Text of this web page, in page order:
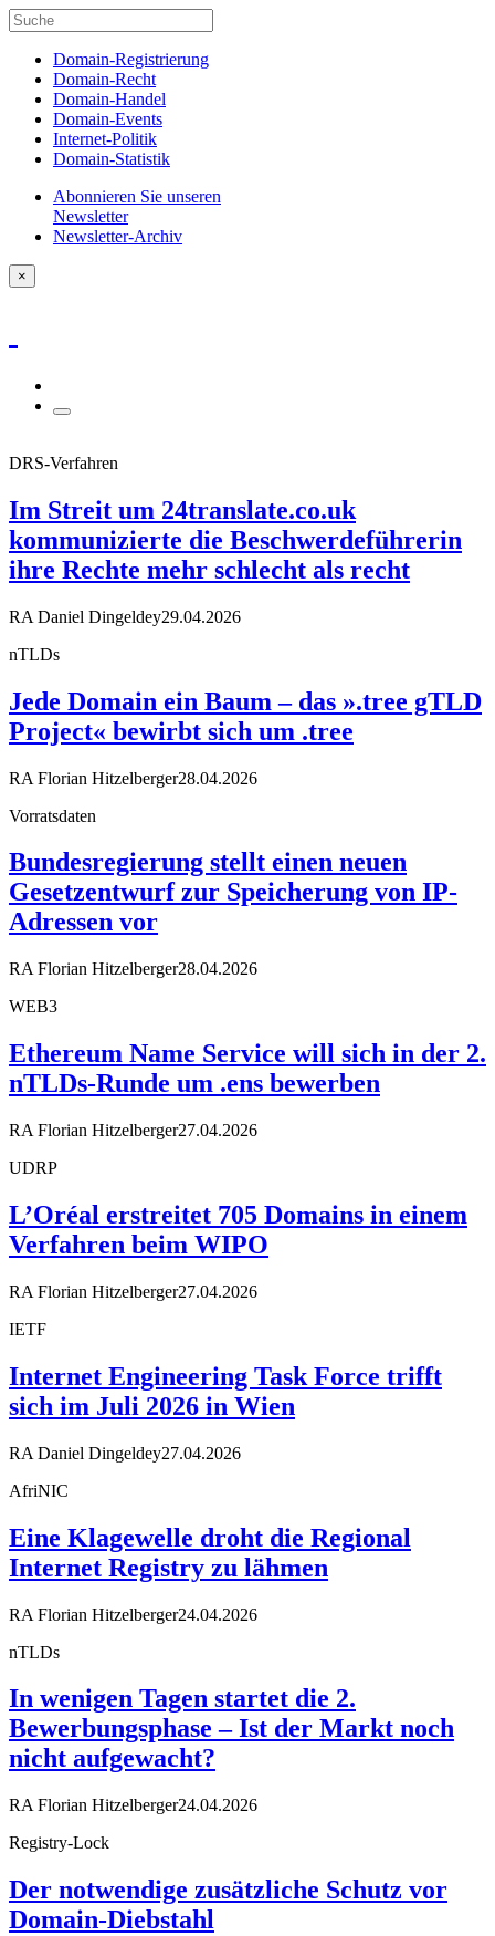
Domain-Registrierung
Domain-Recht
Domain-Handel
Domain-Events
Internet-Politik
Domain-Statistik
Abonnieren Sie unseren
Newsletter
Newsletter-Archiv
×
DRS-Verfahren
Im Streit um 24translate.co.uk
kommunizierte die Beschwerdeführerin
ihre Rechte mehr schlecht als recht
RA Daniel Dingeldey29.04.2026
nTLDs
Jede Domain ein Baum – das ».tree gTLD
Project« bewirbt sich um .tree
RA Florian Hitzelberger28.04.2026
Vorratsdaten
Bundesregierung stellt einen neuen
Gesetzentwurf zur Speicherung von IP-
Adressen vor
RA Florian Hitzelberger28.04.2026
WEB3
Ethereum Name Service will sich in der 2.
nTLDs-Runde um .ens bewerben
RA Florian Hitzelberger27.04.2026
UDRP
L’Oréal erstreitet 705 Domains in einem
Verfahren beim WIPO
RA Florian Hitzelberger27.04.2026
IETF
Internet Engineering Task Force trifft
sich im Juli 2026 in Wien
RA Daniel Dingeldey27.04.2026
AfriNIC
Eine Klagewelle droht die Regional
Internet Registry zu lähmen
RA Florian Hitzelberger24.04.2026
nTLDs
In wenigen Tagen startet die 2.
Bewerbungsphase – Ist der Markt noch
nicht aufgewacht?
RA Florian Hitzelberger24.04.2026
Registry-Lock
Der notwendige zusätzliche Schutz vor
Domain-Diebstahl